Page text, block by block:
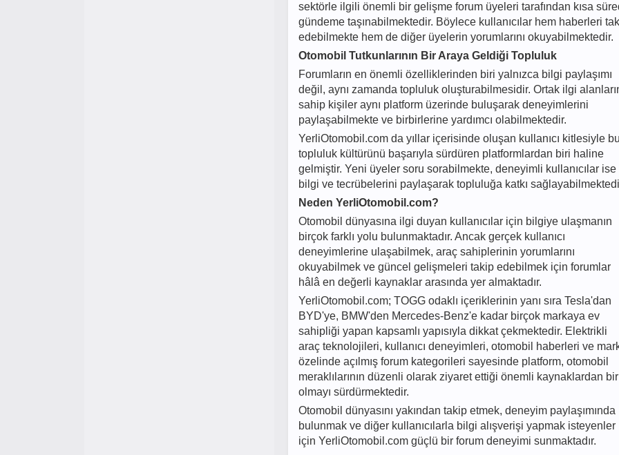
sektörle ilgili önemli bir gelişme forum üyeleri tarafından kısa
gündeme taşınabilmektedir. Böylece kullanıcılar hem haberleri
edebilmekte hem de diğer üyelerin yorumlarını okuyabilmektedir.
Otomobil Tutkunlarının Bir Araya Geldiği Topluluk
Forumların en önemli özelliklerinden biri yalnızca bilgi paylaşımı
değil, aynı zamanda topluluk oluşturabilmesidir. Ortak ilgi
sahip kişiler aynı platform üzerinde buluşarak deneyimlerini
paylaşabilmekte ve birbirlerine yardımcı olabilmektedir.
YerliOtomobil.com da yıllar içerisinde oluşan kullanıcı kitlesiyle
topluluk kültürünü başarıyla sürdüren platformlardan biri haline
gelmiştir. Yeni üyeler soru sorabilmekte, deneyimli kullanıcılar ise
bilgi ve tecrübelerini paylaşarak topluluğa katkı
Neden YerliOtomobil.com?
Otomobil dünyasına ilgi duyan kullanıcılar için bilgiye ulaşmanın
birçok farklı yolu bulunmaktadır. Ancak gerçek kullanıcı
deneyimlerine ulaşabilmek, araç sahiplerinin yorumlarını
okuyabilmek ve güncel gelişmeleri takip edebilmek için forumlar
hâlâ en değerli kaynaklar arasında yer almaktadır.
YerliOtomobil.com; TOGG odaklı içeriklerinin yanı sıra Tesla'dan
BYD'ye, BMW'den Mercedes-Benz'e kadar birçok markaya ev
sahipliği yapan kapsamlı yapısıyla dikkat çekmektedir. Elektrikli
araç teknolojileri, kullanıcı deneyimleri, otomobil haberleri ve
özelinde açılmış forum kategorileri sayesinde platform, otomobil
meraklılarının düzenli olarak ziyaret ettiği önemli kaynaklardan
olmayı sürdürmektedir.
Otomobil dünyasını yakından takip etmek, deneyim paylaşımında
bulunmak ve diğer kullanıcılarla bilgi alışverişi yapmak isteyenler
için YerliOtomobil.com güçlü bir forum deneyimi sunmaktadır.